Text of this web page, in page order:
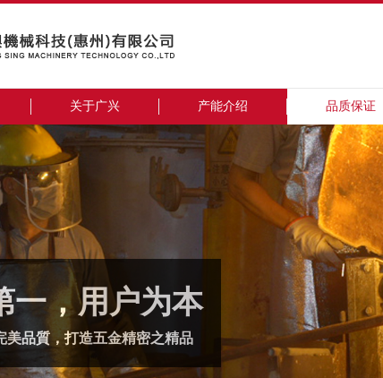
关于广兴 产能介绍 品质保证
一，用户为本
美品質，打造五金精密之精品